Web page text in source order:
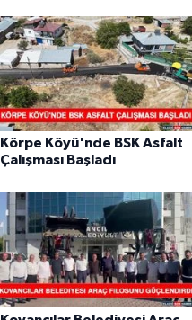
Körpe Köyü'nde BSK Asfalt
Çalışması Başladı